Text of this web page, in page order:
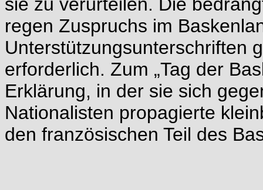
regen Zuspruchs im
Unterstützungsunterschriften
erforderlich. Zum „Tag der
Erklärung, in der sie sich
Nationalisten propagierte
den französischen Teil des